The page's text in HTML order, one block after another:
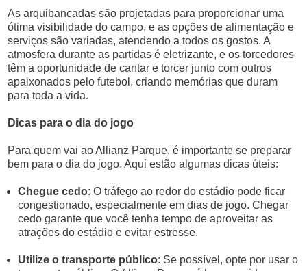
As arquibancadas são projetadas para proporcionar uma
ótima visibilidade do campo, e as opções de alimentação e
serviços são variadas, atendendo a todos os gostos. A
atmosfera durante as partidas é eletrizante, e os torcedores
têm a oportunidade de cantar e torcer junto com outros
apaixonados pelo futebol, criando memórias que duram
para toda a vida.
Dicas para o dia do jogo
Para quem vai ao Allianz Parque, é importante se preparar
bem para o dia do jogo. Aqui estão algumas dicas úteis:
Chegue cedo: O tráfego ao redor do estádio pode ficar
congestionado, especialmente em dias de jogo. Chegar
cedo garante que você tenha tempo de aproveitar as
atrações do estádio e evitar estresse.
Utilize o transporte público: Se possível, opte por usar o